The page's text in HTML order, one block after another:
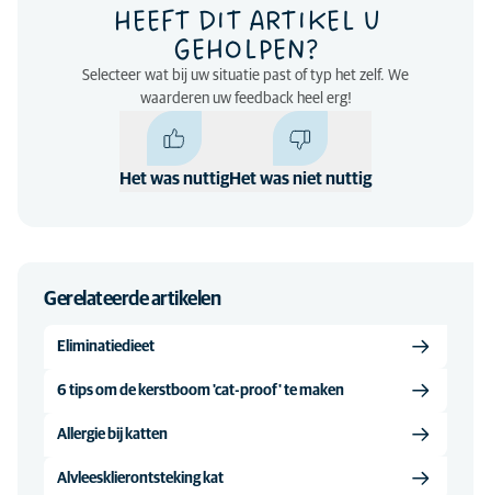
HEEFT DIT ARTIKEL U
GEHOLPEN?
Selecteer wat bij uw situatie past of typ het zelf. We
waarderen uw feedback heel erg!
Het was nuttigHet was niet nuttig
Gerelateerde artikelen
Eliminatiedieet
6 tips om de kerstboom 'cat-proof' te maken
Allergie bij katten
Alvleesklierontsteking kat